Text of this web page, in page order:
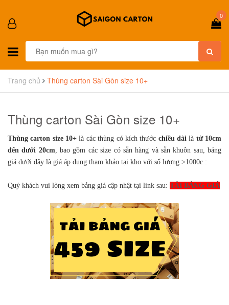
0
Trang chủ Thùng carton Sài Gòn size 10+
Thùng carton Sài Gòn size 10+
Thùng carton size 10+ là các thùng có kích thước chiều dàilà từ 10cm
đến dưới 20cm, bao gồm các size có sẵn hàng và sẵn khuôn sau,bảng
giá dưới đây là giá áp dụng tham khảo tại kho với số lượng >1000c :
Quý khách vui lòng xem bảng giá cập nhật tại link sau: TẢI BẢNG GIÁ